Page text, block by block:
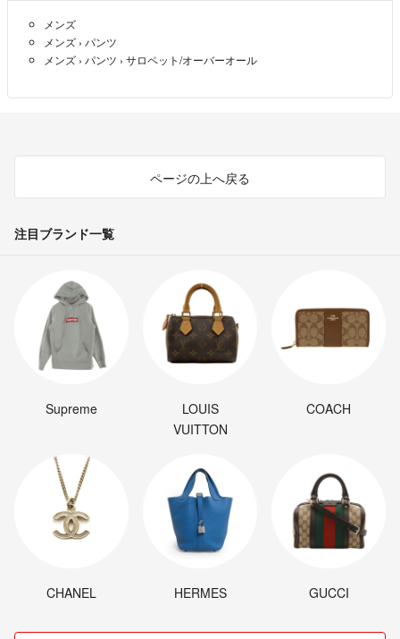
メンズ
メンズ › パンツ
メンズ › パンツ › サロペット/オーバーオール
ページの上へ戻る
注目ブランド一覧
Supreme
LOUIS
VUITTON
COACH
CHANEL HERMES GUCCI